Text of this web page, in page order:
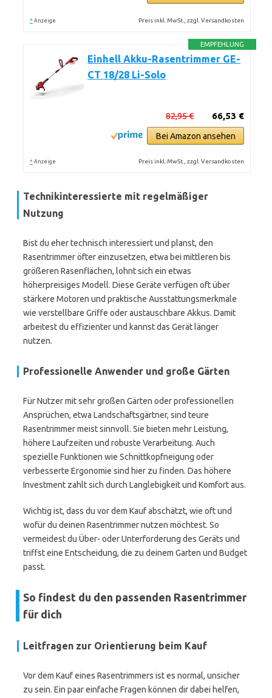
* Anzeige Preis inkl. MwSt., zzgl. Versandkosten
EMPFEHLUNG
Einhell Akku-Rasentrimmer GE-
CT 18/28 Li-Solo
66,53 €
82,95 €
Bei Amazon ansehen
* Anzeige Preis inkl. MwSt., zzgl. Versandkosten
Technikinteressierte mit regelmäßiger
Nutzung
Bist du eher technisch interessiert und planst, den
Rasentrimmer öfter einzusetzen, etwa bei mittleren bis
größeren Rasenflächen, lohnt sich ein etwas
höherpreisiges Modell. Diese Geräte verfügen oft über
stärkere Motoren und praktische Ausstattungsmerkmale
wie verstellbare Griffe oder austauschbare Akkus. Damit
arbeitest du effizienter und kannst das Gerät länger
nutzen.
Professionelle Anwender und große Gärten
Für Nutzer mit sehr großen Gärten oder professionellen
Ansprüchen, etwa Landschaftsgärtner, sind teure
Rasentrimmer meist sinnvoll. Sie bieten mehr Leistung,
höhere Laufzeiten und robuste Verarbeitung. Auch
spezielle Funktionen wie Schnittkopfneigung oder
verbesserte Ergonomie sind hier zu finden. Das höhere
Investment zahlt sich durch Langlebigkeit und Komfort aus.
Wichtig ist, dass du vor dem Kauf abschätzt, wie oft und
wofür du deinen Rasentrimmer nutzen möchtest. So
vermeidest du Über- oder Unterforderung des Geräts und
triffst eine Entscheidung, die zu deinem Garten und Budget
passt.
So findest du den passenden Rasentrimmer
für dich
Leitfragen zur Orientierung beim Kauf
Vor dem Kauf eines Rasentrimmers ist es normal, unsicher
zu sein. Ein paar einfache Fragen können dir dabei helfen,